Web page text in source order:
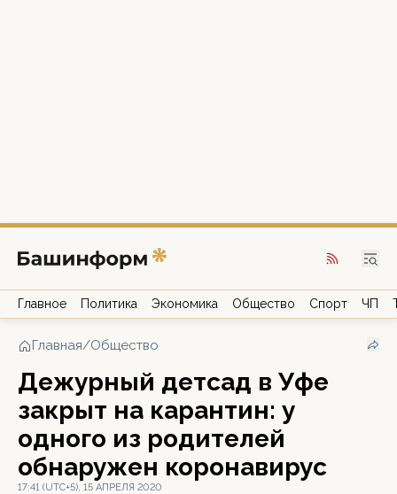
Главное Политика Экономика Общество Спорт ЧП
Главная/Общество
Дежурный детсад в Уфе
закрыт на карантин: у
одного из родителей
обнаружен коронавирус
17:41 (UTC+5), 15 АПРЕЛЯ 2020